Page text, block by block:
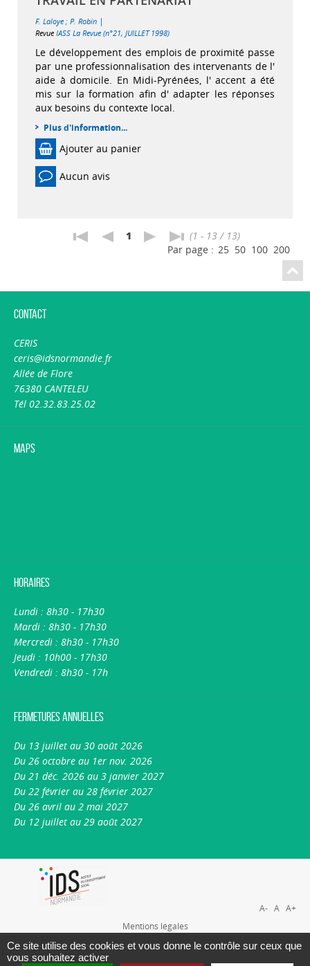
F. Laloye ; P. Robin |
Revue IASS La Revue (n°21, JUILLET 1998)
Le développement des emplois de proximité passe
par une professionnalisation des intervenants de l'
aide à domicile. En Midi-Pyrénées, l' accent a été
mis sur la formation afin d' adapter les réponses
aux besoins du contexte local.
Plus d'information...
Ajouter au panier
Aucun avis
1
(1 - 13 / 13)
Par page : 25 50 100 200
Contact
CERIS
ceris@idsnormandie.fr
Allée de Flore
76380 CANTELEU
Tél 02.32.83.25.02
Maps
Horaires
Lundi : 8h30 - 17h30
Mardi : 8h30 - 17h30
Mercredi : 8h30 - 17h30
Jeudi : 10h00 - 17h30
Vendredi : 8h30 - 17h
Fermetures annuelles
Du 13 juillet au 30 août 2026
Du 26 octobre au 1er nov. 2026
Du 21 déc. 2026 au 3 janvier 2027
Du 22 février au 28 février 2027
Du 26 avril au 2 mai 2027
Du 12 juillet au 29 août 2027
Mentions légales
Plan du site
Nous contacter
A- A A+
Ce site utilise des cookies et vous donne le contrôle sur ceux que
vous souhaitez activer